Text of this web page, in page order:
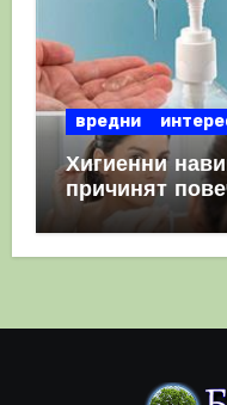
вредни
Хигиенни
причинят
полза